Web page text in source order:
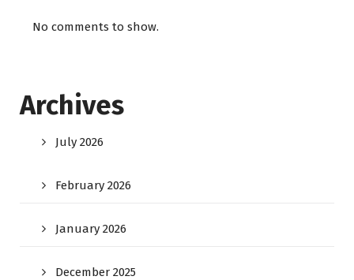
No comments to show.
Archives
July 2026
February 2026
January 2026
December 2025